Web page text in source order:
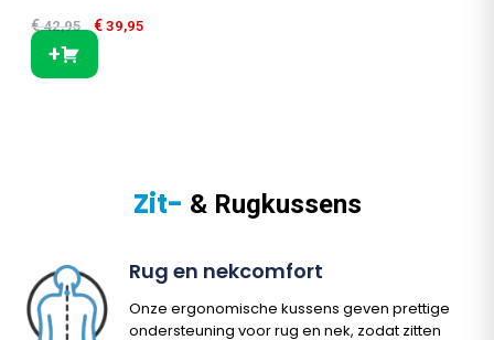
€42,95 € 39,95
+
Zit- & Rugkussens
Rug en nekcomfort
Onze ergonomische kussens geven prettige
ondersteuning voor rug en nek, zodat zitten